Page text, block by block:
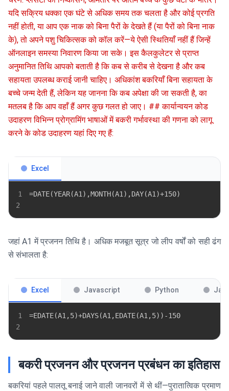
Excel
1
2
जहां A1 में प्रजनन तिथि है। अधिक मजबूत सूत्र जो लीप वर्षों को सही ढंग
से संभालता है:
Excel Javascript Python
1
2
बकरी प्रजनन और प्रजनन प्रबंधन का इतिहास
बकरियां पहले पालतू बनाई जाने वाली जानवरों में से थीं—पुरातात्विक प्रमाण